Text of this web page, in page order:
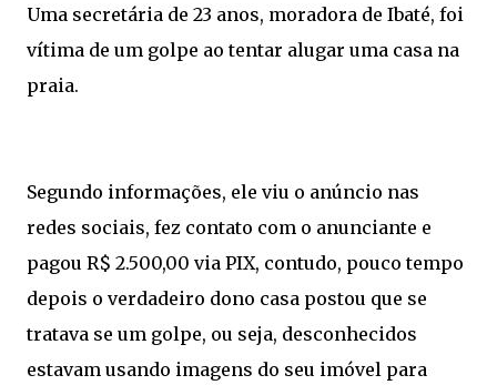
Uma secretária de 23 anos, moradora de Ibaté, foi
vítima de um golpe ao tentar alugar uma casa na
praia.
Segundo informações, ele viu o anúncio nas
redes sociais, fez contato com o anunciante e
pagou R$ 2.500,00 via PIX, contudo, pouco tempo
depois o verdadeiro dono casa postou que se
tratava se um golpe, ou seja, desconhecidos
estavam usando imagens do seu imóvel para